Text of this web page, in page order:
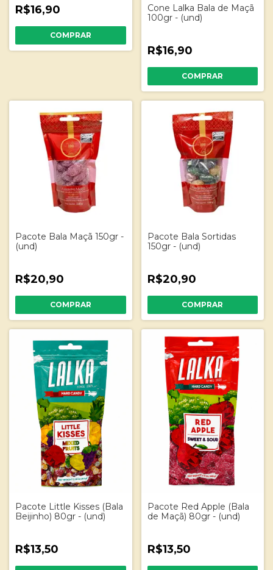
R$16,90
Cone Lalka Bala de Maçã
100gr - (und)
R$16,90
Pacote Bala Maçã 150gr -
(und)
R$20,90
Pacote Bala Sortidas
150gr - (und)
R$20,90
Pacote Little Kisses (Bala
Beijinho) 80gr - (und)
R$13,50
Pacote Red Apple (Bala
de Maçã) 80gr - (und)
R$13,50